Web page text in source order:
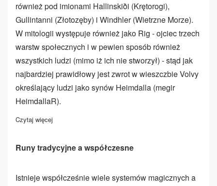
również pod imionami Hallinskiði (Krętorogi),
Gullintanni (Złotozęby) i Windhler (Wietrzne Morze).
W mitologii występuje również jako Rig - ojciec trzech
warstw społecznych i w pewien sposób również
wszystkich ludzi (mimo iż ich nie stworzył) - stąd jak
najbardziej prawidłowy jest zwrot w wieszczbie Volvy
określający ludzi jako synów Heimdalla (megir
HeimdallaR).
Czytaj więcej
Runy tradycyjne a współczesne
Istnieje współcześnie wiele systemów magicznych a